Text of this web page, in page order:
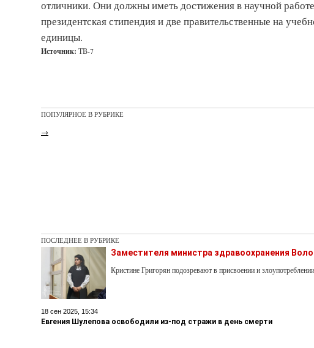
отличники. Они должны иметь достижения в научной
президентская стипендия и две правительственные на
единицы.
Источник: ТВ-7
ПОПУЛЯРНОЕ В РУБРИКЕ
→
ПОСЛЕДНЕЕ В РУБРИКЕ
Заместителя министра здравоохранения
Кристине Григорян подозревают в присвоении и
18 сен 2025, 15:34
Евгения Шулепова освободили из-под стражи в день смерти